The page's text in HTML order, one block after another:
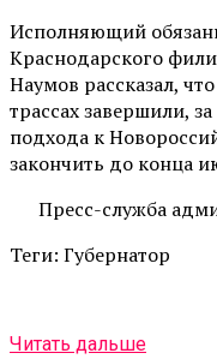
Исполняющий
Краснодарского
Наумов рассказал,
трассах завершили,
подхода к
закончить до конца
Пресс-служба
Теги: Губернатор
Читать дальше